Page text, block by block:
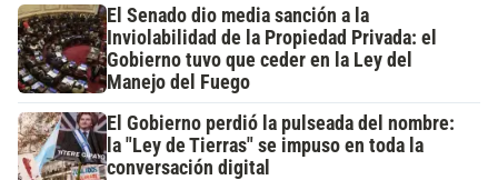
El Senado dio media sanción a la
Inviolabilidad de la Propiedad Privada: el
Gobierno tuvo que ceder en la Ley del
Manejo del Fuego
El Gobierno perdió la pulseada del nombre:
la "Ley de Tierras" se impuso en toda la
conversación digital